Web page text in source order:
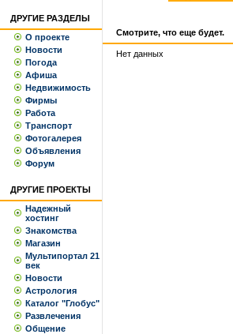
ДРУГИЕ РАЗДЕЛЫ
О проекте
Новости
Погода
Афиша
Недвижимость
Фирмы
Работа
Транспорт
Фотогалерея
Объявления
Форум
ДРУГИЕ ПРОЕКТЫ
Надежный
хостинг
Знакомства
Магазин
Мультипортал 21
век
Новости
Астрология
Каталог "Глобус"
Развлечения
Общение
Смотрите, что еще будет.
Нет данных